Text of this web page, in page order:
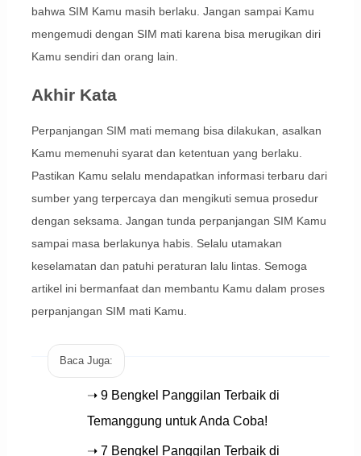
bahwa SIM Kamu masih berlaku. Jangan sampai Kamu
mengemudi dengan SIM mati karena bisa merugikan diri
Kamu sendiri dan orang lain.
Akhir Kata
Perpanjangan SIM mati memang bisa dilakukan, asalkan
Kamu memenuhi syarat dan ketentuan yang berlaku.
Pastikan Kamu selalu mendapatkan informasi terbaru dari
sumber yang terpercaya dan mengikuti semua prosedur
dengan seksama. Jangan tunda perpanjangan SIM Kamu
sampai masa berlakunya habis. Selalu utamakan
keselamatan dan patuhi peraturan lalu lintas. Semoga
artikel ini bermanfaat dan membantu Kamu dalam proses
perpanjangan SIM mati Kamu.
Baca Juga:
➝ 9 Bengkel Panggilan Terbaik di
Temanggung untuk Anda Coba!
➝ 7 Bengkel Panggilan Terbaik di